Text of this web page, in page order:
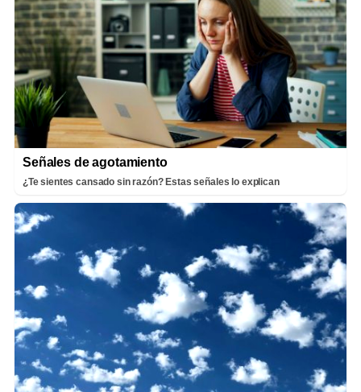
Señales de agotamiento
¿Te sientes cansado sin razón? Estas señales lo explican